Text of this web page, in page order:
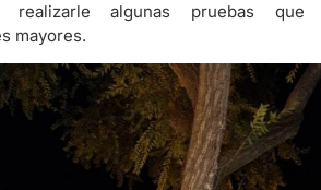
realizarle algunas pruebas que
mayores.